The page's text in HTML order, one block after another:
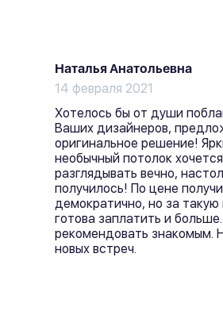
Наталья Анатольевна
14 февраля 2021
Хотелось бы от души
Ваших дизайнеров,
оригинальное решение!
необычный потолок хочется
разглядывать вечно,
получилось! По цене
демократично, но за такую
готова заплатить и
рекомендовать знакомым.
новых встреч.